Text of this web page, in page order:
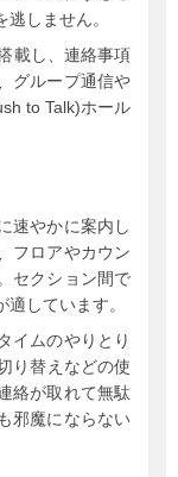
しません。
載し、連絡事項
グループ通信や
to Talk)ホール
速やかに案内し
フロアやカウン
セクション間で
しています。
イムのやりとり
り替えなどの使
絡が取れて無駄
邪魔にならない